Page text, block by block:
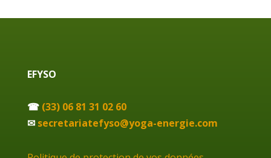
EFYSO
☎ (33) 06 81 31 02 60
✉ secretariatefyso@yoga-energie.com